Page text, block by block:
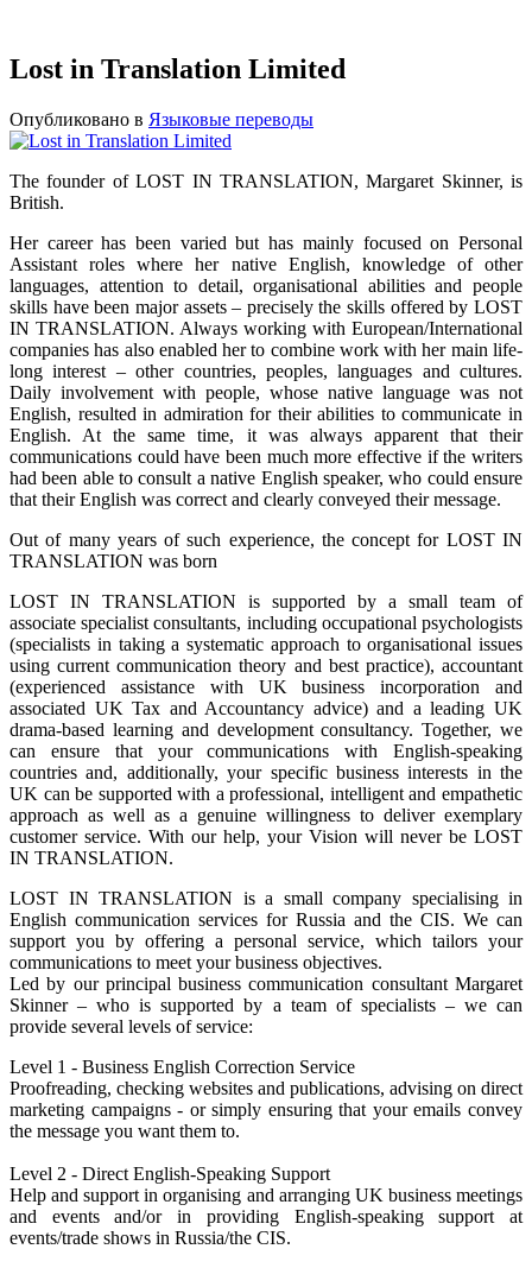
Lost in Translation Limited
Опубликовано в Языковые переводы
The founder of LOST IN TRANSLATION, Margaret Skinner, is
British.
Her career has been varied but has mainly focused on Personal
Assistant roles where her native English, knowledge of other
languages, attention to detail, organisational abilities and people
skills have been major assets – precisely the skills offered by LOST
IN TRANSLATION. Always working with European/International
companies has also enabled her to combine work with her main life-
long interest – other countries, peoples, languages and cultures.
Daily involvement with people, whose native language was not
English, resulted in admiration for their abilities to communicate in
English. At the same time, it was always apparent that their
communications could have been much more effective if the writers
had been able to consult a native English speaker, who could ensure
that their English was correct and clearly conveyed their message.
Out of many years of such experience, the concept for LOST IN
TRANSLATION was born
LOST IN TRANSLATION is supported by a small team of
associate specialist consultants, including occupational psychologists
(specialists in taking a systematic approach to organisational issues
using current communication theory and best practice), accountant
(experienced assistance with UK business incorporation and
associated UK Tax and Accountancy advice) and a leading UK
drama-based learning and development consultancy. Together, we
can ensure that your communications with English-speaking
countries and, additionally, your specific business interests in the
UK can be supported with a professional, intelligent and empathetic
approach as well as a genuine willingness to deliver exemplary
customer service. With our help, your Vision will never be LOST
IN TRANSLATION.
LOST IN TRANSLATION is a small company specialising in
English communication services for Russia and the CIS. We can
support you by offering a personal service, which tailors your
communications to meet your business objectives.
Led by our principal business communication consultant Margaret
Skinner – who is supported by a team of specialists – we can
provide several levels of service:
Level 1 - Business English Correction Service
Proofreading, checking websites and publications, advising on direct
marketing campaigns - or simply ensuring that your emails convey
the message you want them to.
Level 2 - Direct English-Speaking Support
Help and support in organising and arranging UK business meetings
and events and/or in providing English-speaking support at
events/trade shows in Russia/the CIS.